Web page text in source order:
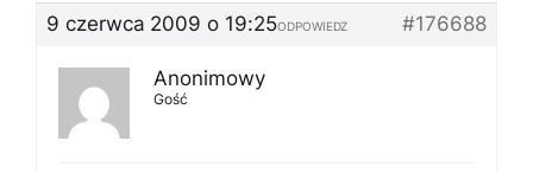
9 czerwca 2009 o 19:25
#176688
ODPOWIEDZ
Anonimowy
Gość